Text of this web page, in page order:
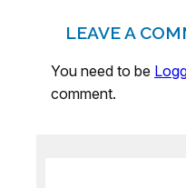
LEAVE A
You need to be
comment.